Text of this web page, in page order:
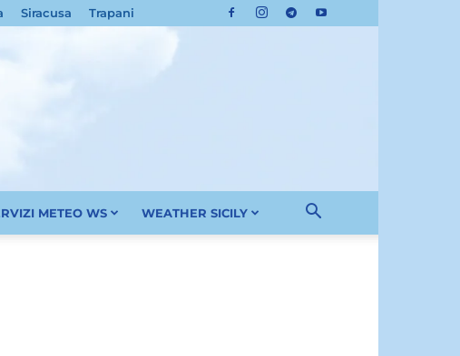
Siracusa Trapani
METEO WS WEATHER SICILY